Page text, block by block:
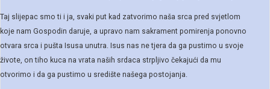
Taj slijepac smo ti i ja, svaki put kad zatvorimo naša srca pred svjetlom
koje nam Gospodin daruje, a upravo nam sakrament pomirenja ponovno
otvara srca i pušta Isusa unutra. Isus nas ne tjera da ga pustimo u svoje
živote, on tiho kuca na vrata naših srdaca strpljivo čekajući da mu
otvorimo i da ga pustimo u središte našega postojanja.